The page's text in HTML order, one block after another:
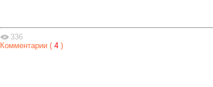
336
Комментарии ( 4 )